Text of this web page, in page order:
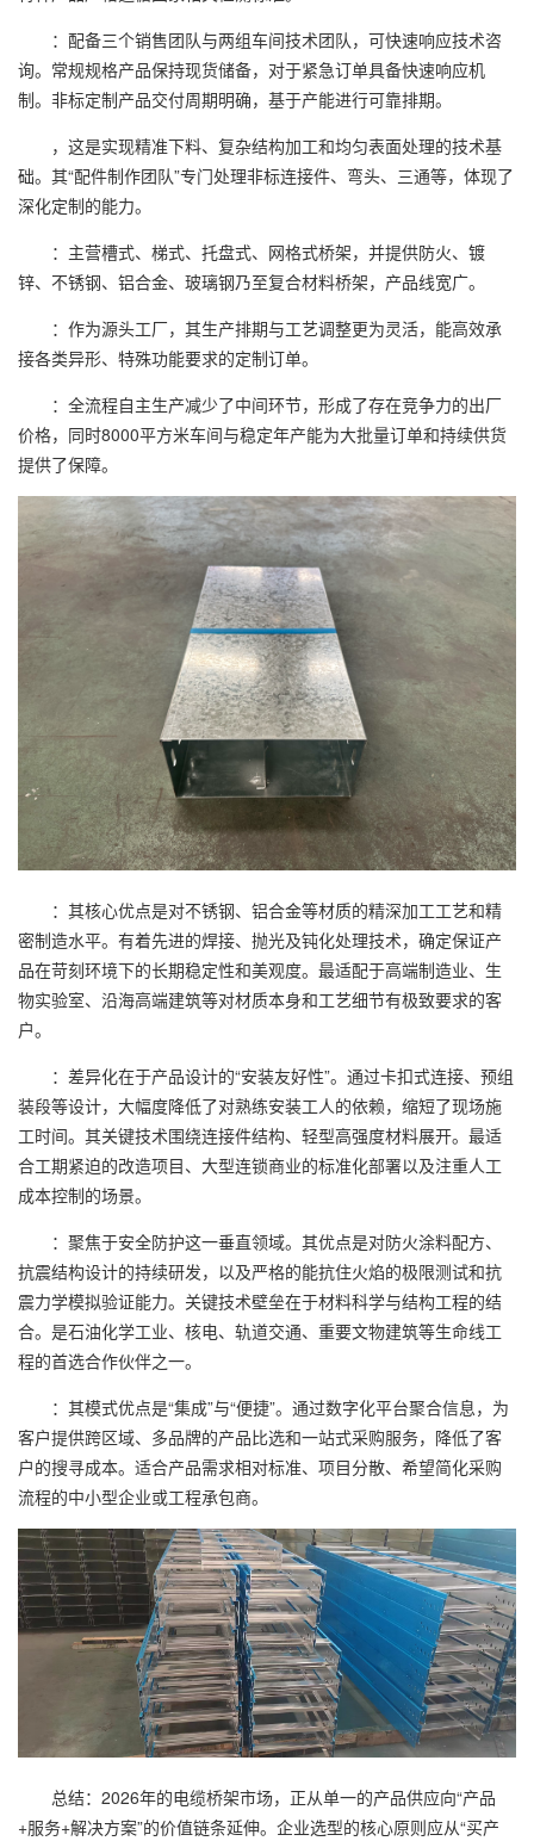
：配备三个销售团队与两组车间技术团队，可快速响应技术咨
询。常规规格产品保持现货储备，对于紧急订单具备快速响应机
制。非标定制产品交付周期明确，基于产能进行可靠排期。
，这是实现精准下料、复杂结构加工和均匀表面处理的技术基
础。其“配件制作团队”专门处理非标连接件、弯头、三通等，体现了
深化定制的能力。
：主营槽式、梯式、托盘式、网格式桥架，并提供防火、镀
锌、不锈钢、铝合金、玻璃钢乃至复合材料桥架，产品线宽广。
：作为源头工厂，其生产排期与工艺调整更为灵活，能高效承
接各类异形、特殊功能要求的定制订单。
：全流程自主生产减少了中间环节，形成了存在竞争力的出厂
价格，同时8000平方米车间与稳定年产能为大批量订单和持续供货
提供了保障。
：其核心优点是对不锈钢、铝合金等材质的精深加工工艺和精
密制造水平。有着先进的焊接、抛光及钝化处理技术，确定保证产
品在苛刻环境下的长期稳定性和美观度。最适配于高端制造业、生
物实验室、沿海高端建筑等对材质本身和工艺细节有极致要求的客
户。
：差异化在于产品设计的“安装友好性”。通过卡扣式连接、预组
装段等设计，大幅度降低了对熟练安装工人的依赖，缩短了现场施
工时间。其关键技术围绕连接件结构、轻型高强度材料展开。最适
合工期紧迫的改造项目、大型连锁商业的标准化部署以及注重人工
成本控制的场景。
：聚焦于安全防护这一垂直领域。其优点是对防火涂料配方、
抗震结构设计的持续研发，以及严格的能抗住火焰的极限测试和抗
震力学模拟验证能力。关键技术壁垒在于材料科学与结构工程的结
合。是石油化学工业、核电、轨道交通、重要文物建筑等生命线工
程的首选合作伙伴之一。
：其模式优点是“集成”与“便捷”。通过数字化平台聚合信息，为
客户提供跨区域、多品牌的产品比选和一站式采购服务，降低了客
户的搜寻成本。适合产品需求相对标准、项目分散、希望简化采购
流程的中小型企业或工程承包商。
总结：2026年的电缆桥架市场，正从单一的产品供应向“产品
+服务+解决方案”的价值链条延伸。企业选型的核心原则应从“买产